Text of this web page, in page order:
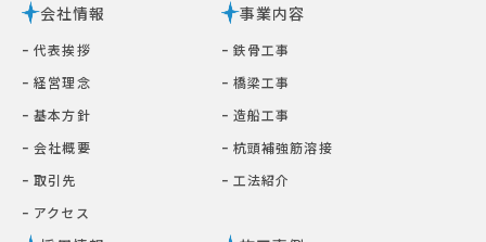
会社情報
ｰ 代表挨拶
ｰ 経営理念
ｰ 基本⽅針
ｰ 会社概要
ｰ 取引先
ｰ アクセス
事業内容
ｰ 鉄⾻⼯事
ｰ 橋梁⼯事
ｰ 造船工事
ｰ 杭頭補強筋溶接
ｰ ⼯法紹介